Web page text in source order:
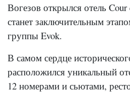
Вогезов открылся отель
станет заключительным
группы Evok.
В самом сердце
расположился уникальный
12 номерами и сьютами,